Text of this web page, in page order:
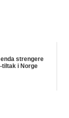
strengere
tiltak i Norge